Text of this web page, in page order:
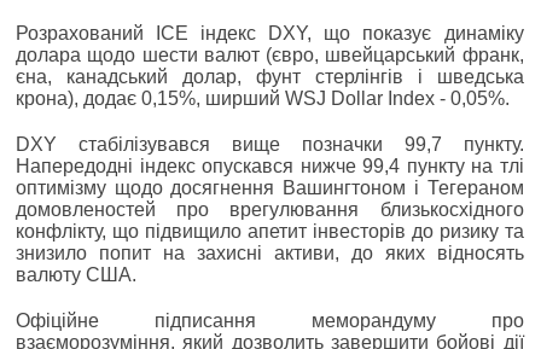
Розрахований ICE індекс DXY, що показує динаміку
долара щодо шести валют (євро, швейцарський франк,
єна, канадський долар, фунт стерлінгів і шведська
крона), додає 0,15%, ширший WSJ Dollar Index - 0,05%.
DXY стабілізувався вище позначки 99,7 пункту.
Напередодні індекс опускався нижче 99,4 пункту на тлі
оптимізму щодо досягнення Вашингтоном і Тегераном
домовленостей про врегулювання близькосхідного
конфлікту, що підвищило апетит інвесторів до ризику та
знизило попит на захисні активи, до яких відносять
валюту США.
Офіційне підписання меморандуму про
взаєморозуміння, який дозволить завершити бойові дії